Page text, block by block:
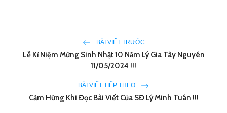
BÀI VIẾT TRƯỚC
Lễ Kỉ Niệm Mừng Sinh Nhật 10 Năm Lý Gia Tây Nguyên
11/05/2024 !!!
BÀI VIẾT TIẾP THEO
Cảm Hứng Khi Đọc Bài Viết Của SĐ Lý Minh Tuân !!!